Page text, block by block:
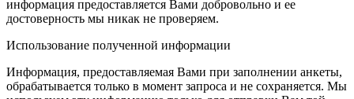
информация предоставляется Вами добровольно и ее
достоверность мы никак не проверяем.
Использование полученной информации
Информация, предоставляемая Вами при заполнении анкеты,
обрабатывается только в момент запроса и не сохраняется. Мы